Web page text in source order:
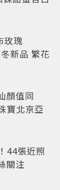
玫瑰
新品 繁花
顏值同
寶北京亞
44張近照
關注